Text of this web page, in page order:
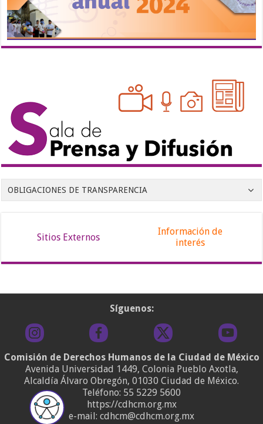
OBLIGACIONES DE TRANSPARENCIA
Sitios Externos
Información de
interés
Síguenos:
Comisión de Derechos Humanos de la Ciudad de México
Avenida Universidad 1449, Colonia Pueblo Axotla,
Alcaldía Álvaro Obregón, 01030 Ciudad de México.
Teléfono: 55 5229 5600
https://cdhcm.org.mx
e-mail: cdhcm@cdhcm.org.mx